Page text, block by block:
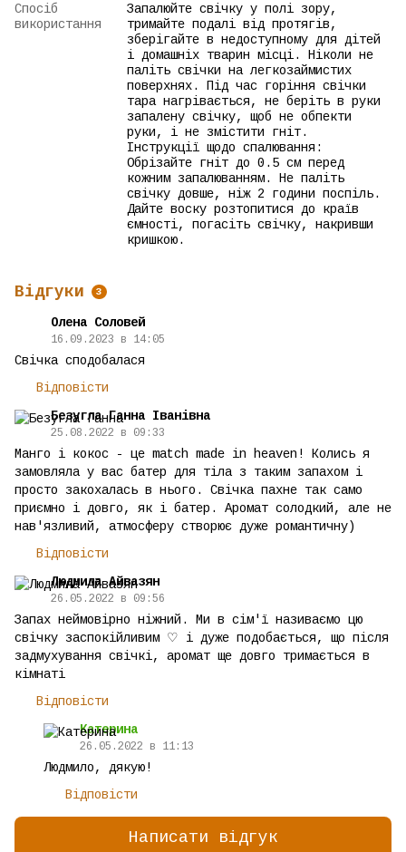
Спосіб
використання
Запалюйте свічку у полі зору,
тримайте подалі від протягів,
зберігайте в недоступному для дітей
і домашніх тварин місці. Ніколи не
паліть свічки на легкозаймистих
поверхнях. Під час горіння свічки
тара нагрівається, не беріть в руки
запалену свічку, щоб не обпекти
руки, і не змістити гніт.
Інструкції щодо спалювання:
Обрізайте гніт до 0.5 см перед
кожним запалюванням. Не паліть
свічку довше, ніж 2 години поспіль.
Дайте воску розтопитися до країв
ємності, погасіть свічку, накривши
кришкою.
Відгуки 3
Олена Соловей
16.09.2023 в 14:05
Свічка сподобалася
Відповісти
Безугла Ганна Іванівна
25.08.2022 в 09:33
Манго і кокос - це match made in heaven! Колись я
замовляла у вас батер для тіла з таким запахом і
просто закохалась в нього. Свічка пахне так само
приємно і довго, як і батер. Аромат солодкий, але не
нав'язливий, атмосферу створює дуже романтичну)
Відповісти
Людмила Айвазян
26.05.2022 в 09:56
Запах неймовірно ніжний. Ми в сім'ї називаємо цю
свічку заспокійливим ♡ і дуже подобається, що після
задмухування свічкі, аромат ще довго тримається в
кімнаті
Відповісти
Катерина
26.05.2022 в 11:13
Людмило, дякую!
Відповісти
Написати відгук